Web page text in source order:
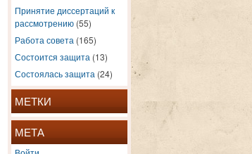
Принятие диссертаций к
рассмотрению (55)
Работа совета (165)
Состоится защита (13)
Состоялась защита (24)
МЕТКИ
МЕТА